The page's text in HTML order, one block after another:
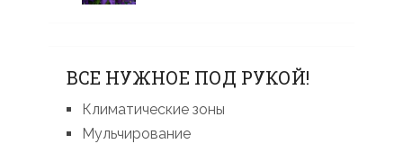
ВСЕ НУЖНОЕ ПОД РУКОЙ!
Климатические зоны
Мульчирование